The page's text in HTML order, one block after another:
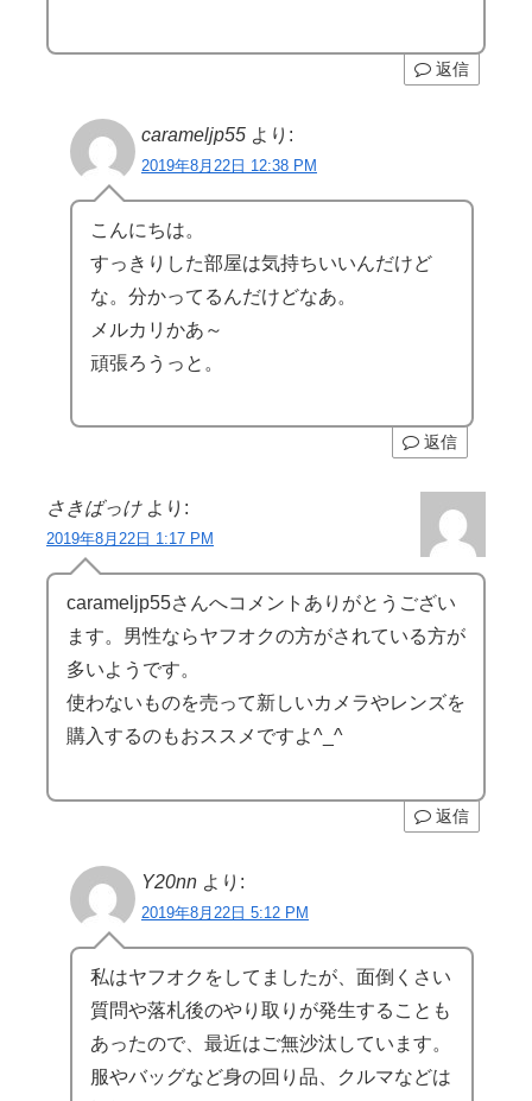
返信
carameljp55 より:
2019年8月22日 12:38 PM
こんにちは。
すっきりした部屋は気持ちいいんだけど
な。分かってるんだけどなあ。
メルカリかあ～
頑張ろうっと。
返信
さきばっけ より:
2019年8月22日 1:17 PM
carameljp55さんへコメントありがとうござい
ます。男性ならヤフオクの方がされている方が
多いようです。
使わないものを売って新しいカメラやレンズを
購入するのもおススメですよ^_^
返信
Y20nn より:
2019年8月22日 5:12 PM
私はヤフオクをしてましたが、面倒くさい
質問や落札後のやり取りが発生することも
あったので、最近はご無沙汰しています。
服やバッグなど身の回り品、クルマなどは